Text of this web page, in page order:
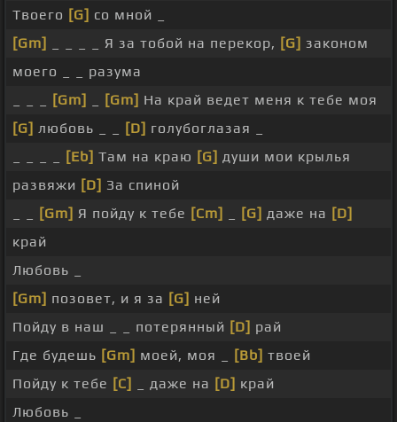
Твоего [G] со мной _
[Gm]
_ _ _ _ Я за тобой на перекор, [G] законом
моего _ _ разума
[Gm] [Gm] На край ведет меня к тебе моя
[G] любовь _ _ [D] голубоглазая _
[Eb] Там на краю [G] души мои крылья
развяжи [D] За спиной
[Gm] Я пойду к тебе [Cm] [G] даже на [D]
край
Любовь _
[Gm] позовет, и я за [G] ней
Пойду в наш _ _ потерянный [D] рай
Где будешь [Gm] моей, моя _ [Bb] твоей
Пойду к тебе [C] _ даже на [D] край
Любовь _